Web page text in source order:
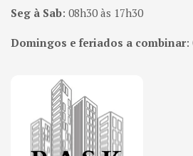
Seg à Sab: 08h30 às 17h30
Domingos e feriados a combinar:
Página inicial